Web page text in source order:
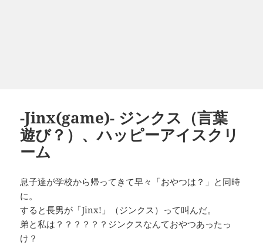
-Jinx(game)- ジンクス（言葉
遊び？）、ハッピーアイスクリ
ーム
息子達が学校から帰ってきて早々「おやつは？」と同時
に。
すると長男が「Jinx!」（ジンクス）って叫んだ。
弟と私は？？？？？？ジンクスなんておやつあったっ
け？